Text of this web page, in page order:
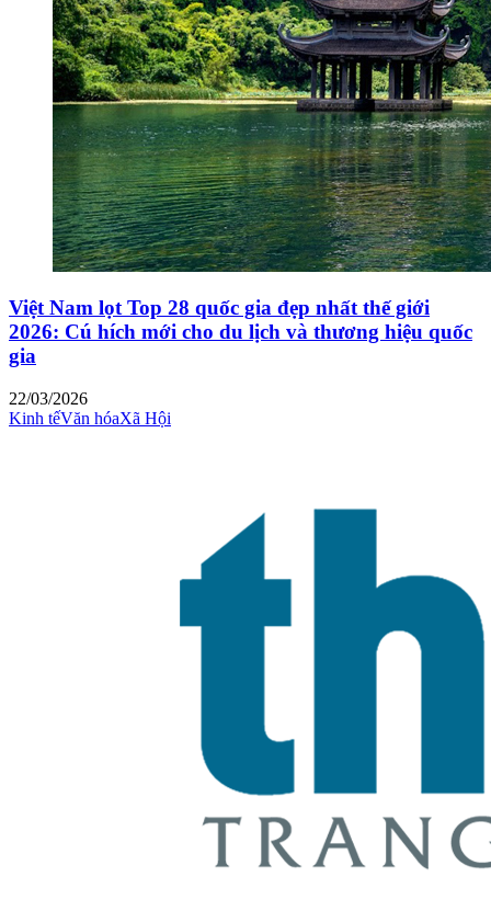
Việt Nam lọt Top 28 quốc gia đẹp nhất thế giới
2026: Cú hích mới cho du lịch và thương hiệu quốc
gia
22/03/2026
Kinh tếVăn hóaXã Hội